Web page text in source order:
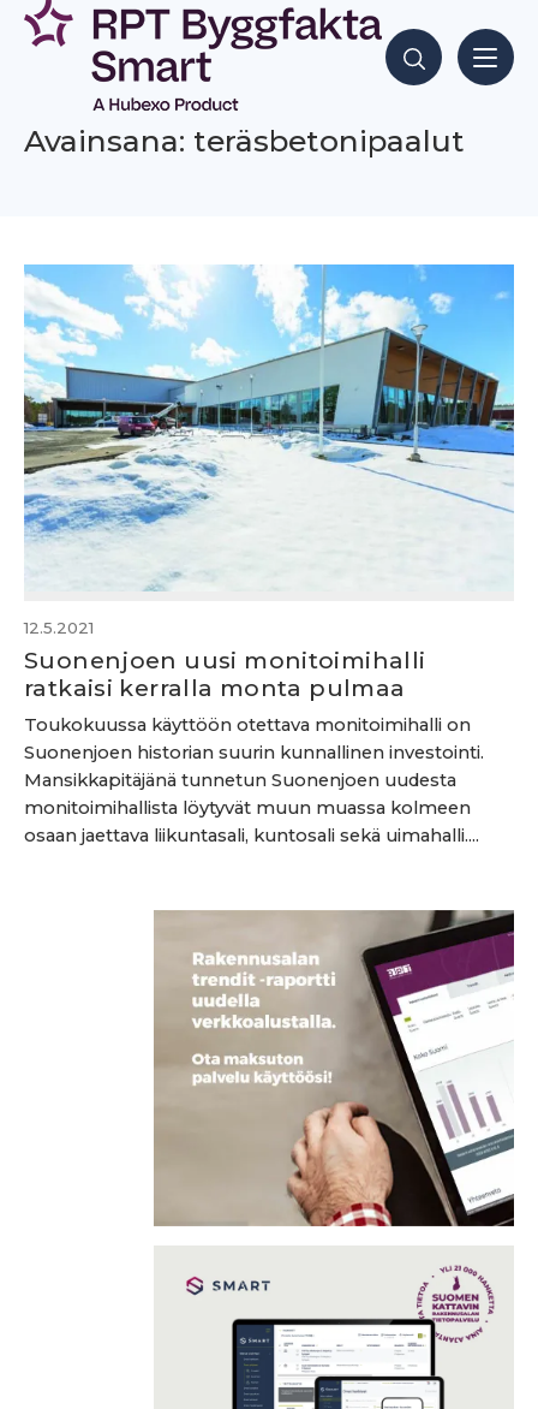
Siirry
sisältöön
Hae sisältöjä
Avainsana: teräsbetonipaalut
12.5.2021
Suonenjoen uusi monitoimihalli
ratkaisi kerralla monta pulmaa
Toukokuussa käyttöön otettava monitoimihalli on
Suonenjoen historian suurin kunnallinen investointi.
Mansikkapitäjänä tunnetun Suonenjoen uudesta
monitoimihallista löytyvät muun muassa kolmeen
osaan jaettava liikuntasali, kuntosali sekä uimahalli....